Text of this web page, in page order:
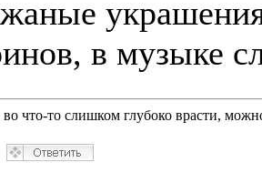
в музыке
что-то слишком глубоко врасти,